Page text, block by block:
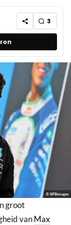
3
© XPBimages
groot
vanMax